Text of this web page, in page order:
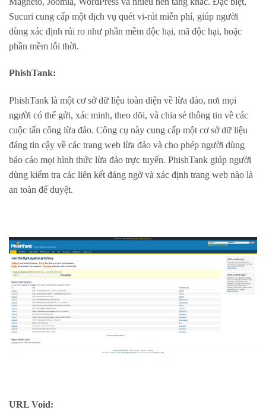
Sucuri cung cấp một dịch vụ quét vi-rút miễn phí, giúp người
dùng xác định rủi ro như phần mềm độc hại, mã độc hại, hoặc
phần mềm lỗi thời.
PhishTank:
PhishTank là một cơ sở dữ liệu toàn diện về lừa đảo, nơi mọi
người có thể gửi, xác minh, theo dõi, và chia sẻ thông tin về các
cuộc tấn công lừa đảo. Công cụ này cung cấp một cơ sở dữ liệu
đáng tin cậy về các trang web lừa đảo và cho phép người dùng
báo cáo mọi hình thức lừa đảo trực tuyến. PhishTank giúp người
dùng kiểm tra các liên kết đáng ngờ và xác định trang web nào là
an toàn để duyệt.
URL Void: